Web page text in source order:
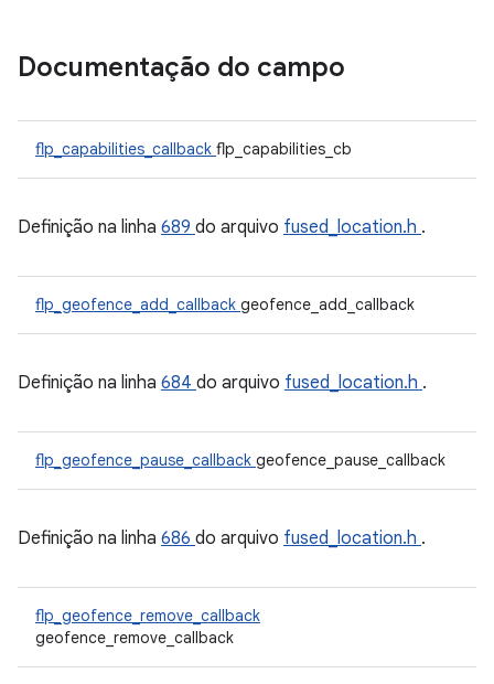
Documentação do campo
flp_capabilities_callback flp_capabilities_cb
Definição na linha 689 do arquivo fused_location.h .
flp_geofence_add_callback geofence_add_callback
Definição na linha 684 do arquivo fused_location.h .
flp_geofence_pause_callback geofence_pause_callback
Definição na linha 686 do arquivo fused_location.h .
flp_geofence_remove_callback
geofence_remove_callback